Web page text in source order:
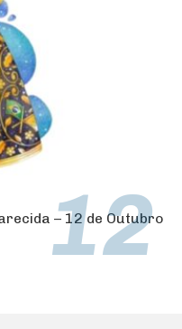
– 12 de Outubro